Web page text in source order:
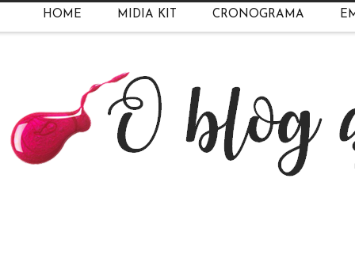
HOME MIDIA KIT CRONOGRAMA